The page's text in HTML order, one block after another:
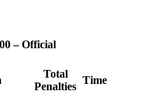
– Official
Total
Penalties
Time